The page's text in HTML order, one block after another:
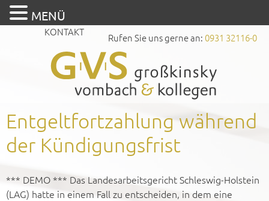
Rufen Sie uns gerne an: 0931 32116-0
KONTAKT
Entgeltfortzahlung während
der Kündigungsfrist
*** DEMO *** Das Landesarbeitsgericht Schleswig-Holstein
(LAG) hatte in einem Fall zu entscheiden, in dem eine
MENÜ